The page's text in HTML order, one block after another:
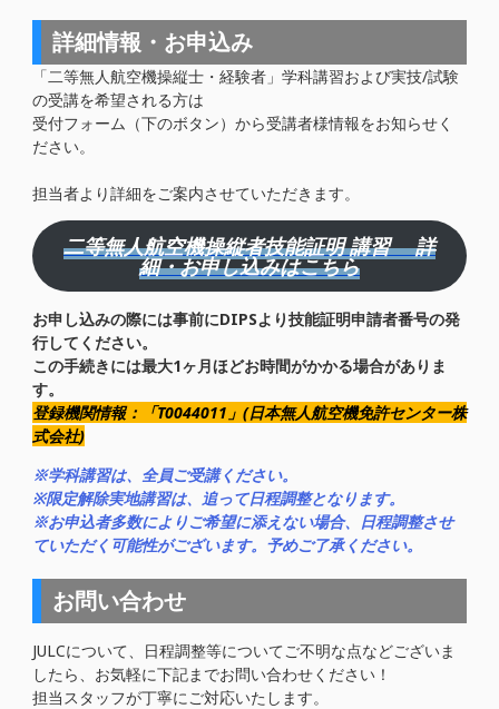
詳細情報・お申込み
「二等無人航空機操縦士・経験者」学科講習および実技/試験
の受講を希望される方は
受付フォーム（下のボタン）から受講者様情報をお知らせく
ださい。
担当者より詳細をご案内させていただきます。
二等無人航空機操縦者技能証明 講習 詳
細・お申し込みはこちら
お申し込みの際には事前にDIPSより技能証明申請者番号の発
行してください。
この手続きには最大1ヶ月ほどお時間がかかる場合がありま
す。
登録機関情報：「T0044011」(日本無人航空機免許センター株
式会社)
※学科講習は、全員ご受講ください。
※限定解除実地講習は、追って日程調整となります。
※お申込者多数によりご希望に添えない場合、日程調整させ
ていただく可能性がございます。予めご了承ください。
お問い合わせ
JULCについて、日程調整等についてご不明な点などございま
したら、お気軽に下記までお問い合わせください！
担当スタッフが丁寧にご対応いたします。